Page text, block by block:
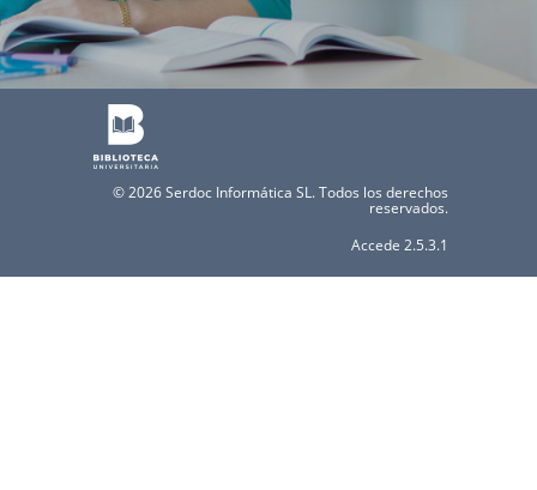
© 2026Serdoc Informática SL. Todos los derechos
reservados.
Accede 2.5.3.1